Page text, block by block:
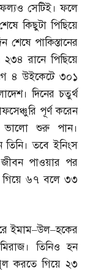
সেটিই। ফলে
কিছুটা পিছিয়ে
শেষে পাকিস্তানের
রানে পিছিয়ে
৪ উইকেটে ৩০১
দিনের চতুর্থ
পূর্ণ করেন
ভালো শুরু পান।
তিনি। তবে ইনিংস
জীবন পাওয়ার পর
গিয়ে ৬৭ বলে ৩৩
ইমাম–উল–হকের
তিনিও হন
করতে গিয়ে ২৩